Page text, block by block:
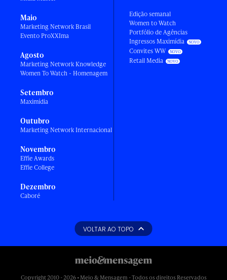
Maio
Marketing Network Brasil
Evento ProXXIma
Agosto
Marketing Network Knowledge
Women To Watch - Homenagem
Setembro
Maximídia
Outubro
Marketing Network Internacional
Novembro
Effie Awards
Effie College
Dezembro
Caboré
Edição semanal
Women to Watch
Portfólio de Agências
Ingressos Maximídia
Convites WW
Retail Media
VOLTAR AO TOPO
Copyright 2010 - 2026 • Meio & Mensagem - Todos os direitos Reservados